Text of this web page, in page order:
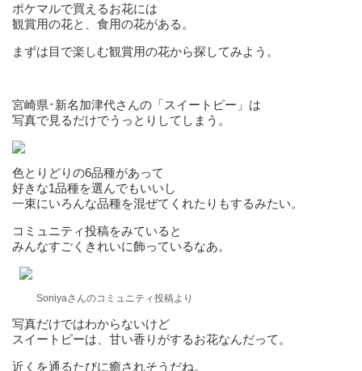
ポケマルで買えるお花には
観賞用の花と、食用の花がある。
まずは目で楽しむ観賞用の花から探してみよう。
宮崎県･新名加津代さんの「スイートピー」は
写真で見るだけでうっとりしてしまう。
色とりどりの6品種があって
好きな1品種を選んでもいいし
一束にいろんな品種を混ぜてくれたりもするみたい。
コミュニティ投稿をみていると
みんなすごくきれいに飾っているなあ。
Soniyaさんのコミュニティ投稿より
写真だけではわからないけど
スイートピーは、甘い香りがするお花なんだって。
近くを通るたびに癒されそうだね。